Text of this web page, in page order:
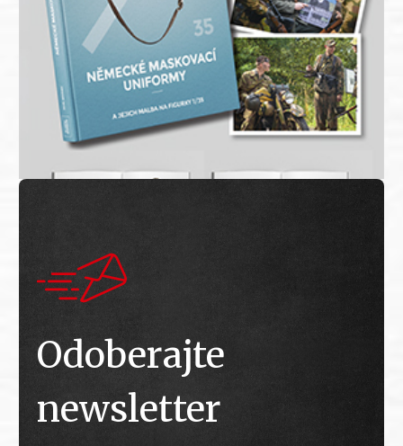
Odoberajte
newsletter